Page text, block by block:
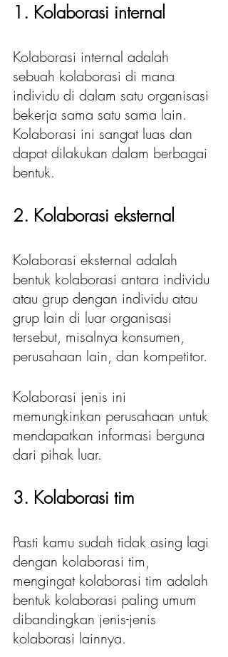
1. Kolaborasi internal
Kolaborasi internal adalah
sebuah kolaborasi di mana
individu di dalam satu organisasi
bekerja sama satu sama lain.
Kolaborasi ini sangat luas dan
dapat dilakukan dalam berbagai
bentuk.
2. Kolaborasi eksternal
Kolaborasi eksternal adalah
bentuk kolaborasi antara individu
atau grup dengan individu atau
grup lain di luar organisasi
tersebut, misalnya konsumen,
perusahaan lain, dan kompetitor.
Kolaborasi jenis ini
memungkinkan perusahaan untuk
mendapatkan informasi berguna
dari pihak luar.
3. Kolaborasi tim
Pasti kamu sudah tidak asing lagi
dengan kolaborasi tim,
mengingat kolaborasi tim adalah
bentuk kolaborasi paling umum
dibandingkan jenis-jenis
kolaborasi lainnya.